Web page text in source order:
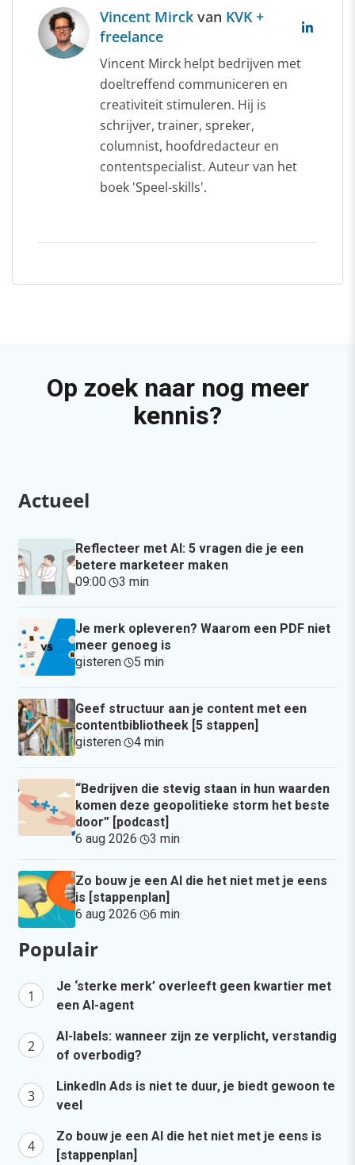
Vincent Mirck van KVK +
freelance
Vincent Mirck helpt bedrijven met
doeltreffend communiceren en
creativiteit stimuleren. Hij is
schrijver, trainer, spreker,
columnist, hoofdredacteur en
contentspecialist. Auteur van het
boek 'Speel-skills'.
Op zoek naar nog meer
kennis?
Actueel
Reflecteer met AI: 5 vragen die je een
betere marketeer maken
09:00· 3 min·
Je merk opleveren? Waarom een PDF niet
meer genoeg is
gisteren· 5 min·
Geef structuur aan je content met een
contentbibliotheek [5 stappen]
gisteren· 4 min·
“Bedrijven die stevig staan in hun waarden
komen deze geopolitieke storm het beste
door” [podcast]
6 aug 2026· 3 min·
Zo bouw je een AI die het niet met je eens
is [stappenplan]
6 aug 2026· 6 min·
Populair
Je ‘sterke merk’ overleeft geen kwartier met
een AI-agent
AI-labels: wanneer zijn ze verplicht, verstandig
of overbodig?
LinkedIn Ads is niet te duur, je biedt gewoon te
veel
Zo bouw je een AI die het niet met je eens is
[stappenplan]